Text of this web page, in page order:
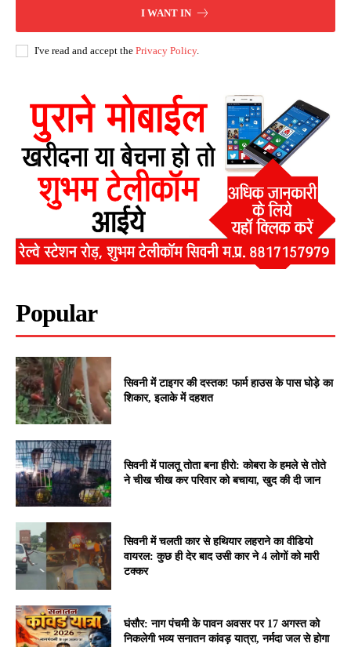
I WANT IN
I've read and accept the Privacy Policy.
Popular
सिवनी में टाइगर की दस्तक! फार्म हाउस के पास घोड़े का
शिकार, इलाके में दहशत
सिवनी में पालतू तोता बना हीरो: कोबरा के हमले से तोते
ने चीख चीख कर परिवार को बचाया, खुद की दी जान
सिवनी में चलती कार से हथियार लहराने का वीडियो
वायरल: कुछ ही देर बाद उसी कार ने 4 लोगों को मारी
टक्कर
घंसौर: नाग पंचमी के पावन अवसर पर 17 अगस्त को
निकलेगी भव्य सनातन कांवड़ यात्रा, नर्मदा जल से होगा